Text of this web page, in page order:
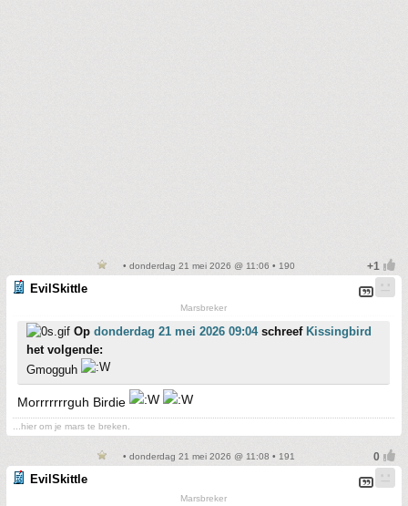
• donderdag 21 mei 2026 @ 11:06 • 190
EvilSkittle
Marsbreker
Op donderdag 21 mei 2026 09:04schreef Kissingbird
het volgende:
Gmogguh
Morrrrrrrguh Birdie
...hier om je mars te breken.
• donderdag 21 mei 2026 @ 11:08 • 191
EvilSkittle
Marsbreker